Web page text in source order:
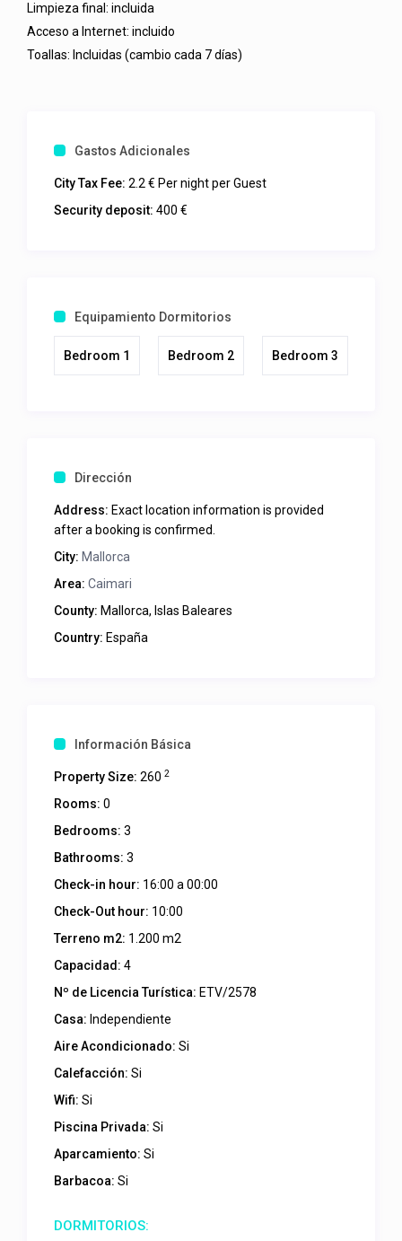
Limpieza final: incluida
Acceso a Internet: incluido
Toallas: Incluidas (cambio cada 7 días)
Gastos Adicionales
City Tax Fee: 2.2 € Per night per Guest
Security deposit: 400 €
Equipamiento Dormitorios
Bedroom 1 Bedroom 2 Bedroom 3
Dirección
Address: Exact location information is provided
after a booking is confirmed.
City: Mallorca
Area: Caimari
County: Mallorca, Islas Baleares
Country: España
Información Básica
Property Size: 2602
Rooms: 0
Bedrooms: 3
Bathrooms: 3
Check-in hour: 16:00 a 00:00
Check-Out hour: 10:00
Terreno m2: 1.200 m2
Capacidad: 4
Nº de Licencia Turística: ETV/2578
Casa: Independiente
Aire Acondicionado: Si
Calefacción: Si
Wifi: Si
Piscina Privada: Si
Aparcamiento: Si
Barbacoa: Si